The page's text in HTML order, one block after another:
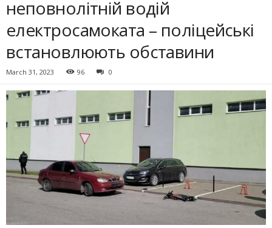
неповнолітній водій
електросамоката – поліцейські
встановлюють обставини
March 31, 2023 96 0